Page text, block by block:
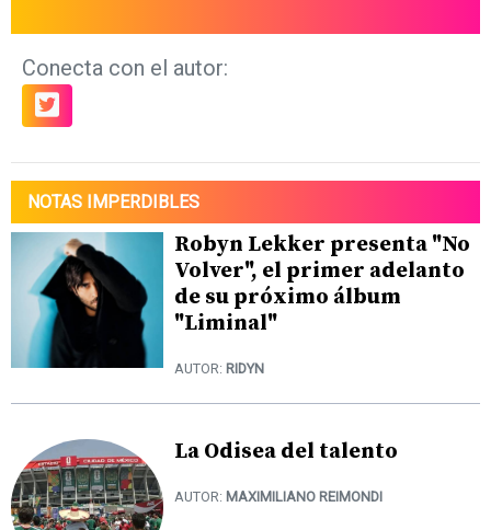
Conecta con el autor:
NOTAS IMPERDIBLES
Robyn Lekker presenta "No
Volver", el primer adelanto
de su próximo álbum
"Liminal"
AUTOR: RIDYN
La Odisea del talento
AUTOR: MAXIMILIANO REIMONDI